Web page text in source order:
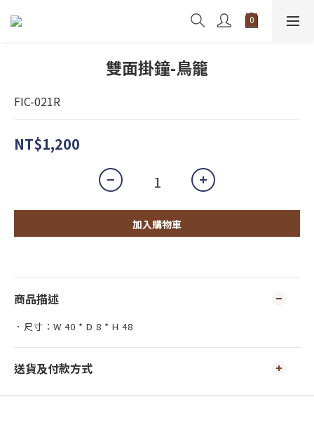
雙面掛鐘-鳥籠
FIC-021R
NT$1,200
加入購物車
商品描述
．尺寸：W 40 * D 8 * H 48
送貨及付款方式